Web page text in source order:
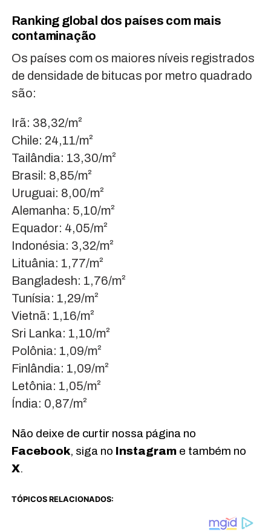
Ranking global dos países com mais
contaminação
Os países com os maiores níveis registrados
de densidade de bitucas por metro quadrado
são:
Irã: 38,32/m²
Chile: 24,11/m²
Tailândia: 13,30/m²
Brasil: 8,85/m²
Uruguai: 8,00/m²
Alemanha: 5,10/m²
Equador: 4,05/m²
Indonésia: 3,32/m²
Lituânia: 1,77/m²
Bangladesh: 1,76/m²
Tunísia: 1,29/m²
Vietnã: 1,16/m²
Sri Lanka: 1,10/m²
Polônia: 1,09/m²
Finlândia: 1,09/m²
Letônia: 1,05/m²
Índia: 0,87/m²
Não deixe de curtir nossa página no
Facebook, siga no Instagrame também no
X.
TÓPICOS RELACIONADOS: